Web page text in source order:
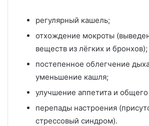
регулярный кашель;
отхождение мокроты
веществ из лёгких и бронхов);
постепенное облегчение
уменьшение кашля;
улучшение аппетита и общего
перепады настроения
стрессовый синдром).